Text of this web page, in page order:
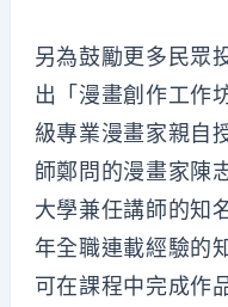
另為鼓勵更多民眾
出「漫畫創作工作
級專業漫畫家親自
師鄭問的漫畫家陳
大學兼任講師的知
年全職連載經驗的
可在課程中完成作